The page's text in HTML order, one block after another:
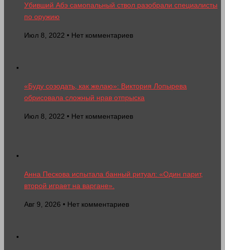
Убивший Абэ самопальный ствол разобрали специалисты
по оружию
Июл 8, 2022 • Нет комментариев
«Буду созодать, как желаю»: Виктория Лопырева
обрисовала сложный нрав отпрыска
Июл 8, 2022 • Нет комментариев
Анна Пескова испытала банный ритуал: «Один парит,
второй играет на варгане».
Авг 9, 2026 • Нет комментариев